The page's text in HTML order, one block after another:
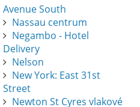
Avenue South
Nassau centrum
Negambo - Hotel
Delivery
Nelson
New York: East 31st
Street
Newton St Cyres vlakové